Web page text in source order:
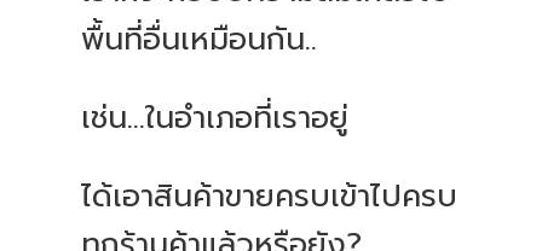
พื้นที่อื่นเหมือนกัน..
เช่น...ในอำเภอที่เราอยู่
ได้เอาสินค้าขายครบเข้าไปครบ